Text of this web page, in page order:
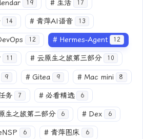
青萍 AI 视频
青萍 AI 语音
19 # 生活 17
14 # 青萍AI语音 13
12 # Hermes-Agent 12
11 # 云原生之旅第三部分 10
9 # Gitea 9 # Mac mini 8
务 7 # 必看精选 6
生之旅第二部分 6 # Dex 6
6 # 青萍图床 6